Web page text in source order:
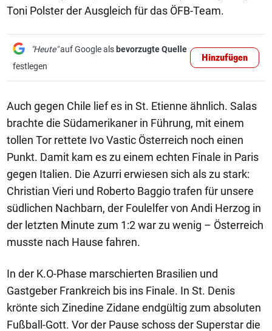
Toni Polster der Ausgleich für das ÖFB-Team.
"Heute"auf Google als bevorzugte Quelle
festlegen
Hinzufügen
Auch gegen Chile lief es in St. Etienne ähnlich. Salas
brachte die Südamerikaner in Führung, mit einem
tollen Tor rettete Ivo Vastic Österreich noch einen
Punkt. Damit kam es zu einem echten Finale in Paris
gegen Italien. Die Azurri erwiesen sich als zu stark:
Christian Vieri und Roberto Baggio trafen für unsere
südlichen Nachbarn, der Foulelfer von Andi Herzog in
der letzten Minute zum 1:2 war zu wenig – Österreich
musste nach Hause fahren.
In der K.O-Phase marschierten Brasilien und
Gastgeber Frankreich bis ins Finale. In St. Denis
krönte sich Zinedine Zidane endgültig zum absoluten
Fußball-Gott. Vor der Pause schoss der Superstar die